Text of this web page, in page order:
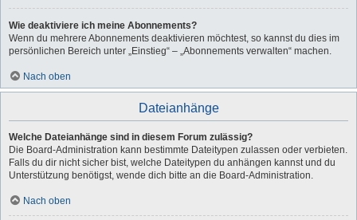
Wie deaktiviere ich meine Abonnements?
Wenn du mehrere Abonnements deaktivieren möchtest, so kannst du dies im
persönlichen Bereich unter „Einstieg“ – „Abonnements verwalten“ machen.
Nach oben
Dateianhänge
Welche Dateianhänge sind in diesem Forum zulässig?
Die Board-Administration kann bestimmte Dateitypen zulassen oder verbieten.
Falls du dir nicht sicher bist, welche Dateitypen du anhängen kannst und du
Unterstützung benötigst, wende dich bitte an die Board-Administration.
Nach oben